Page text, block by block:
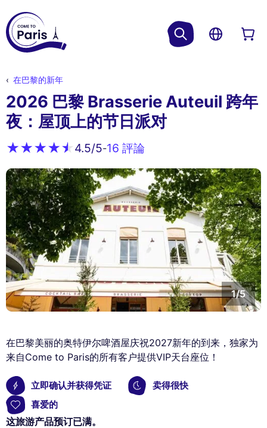
在巴黎的新年
2026 巴黎 Brasserie Auteuil 跨年
夜：屋顶上的节日派对
4.5/5-16 評論
1/5
在巴黎美丽的奥特伊尔啤酒屋庆祝2027新年的到来，独家为
来自Come to Paris的所有客户提供VIP天台座位！
立即确认并获得凭证
卖得很快
喜爱的
这旅游产品预订已满。